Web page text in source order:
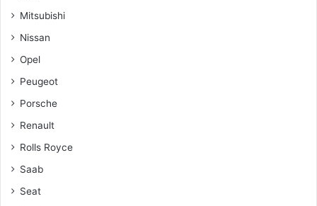
Mitsubishi
Nissan
Opel
Peugeot
Porsche
Renault
Rolls Royce
Saab
Seat